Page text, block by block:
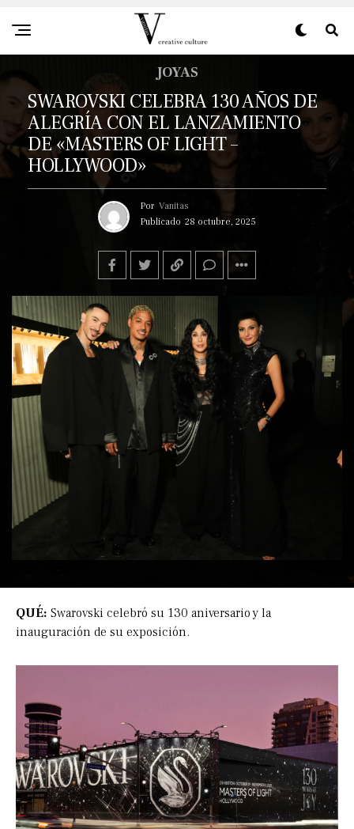
JOYAS
SWAROVSKI CELEBRA 130 AÑOS DE
ALEGRÍA CON EL LANZAMIENTO
DE «MASTERS OF LIGHT –
HOLLYWOOD»
Por Vanitas
Publicado 28 octubre, 2025
QUÉ: Swarovski celebró su 130 aniversario y la
inauguración de su exposición.